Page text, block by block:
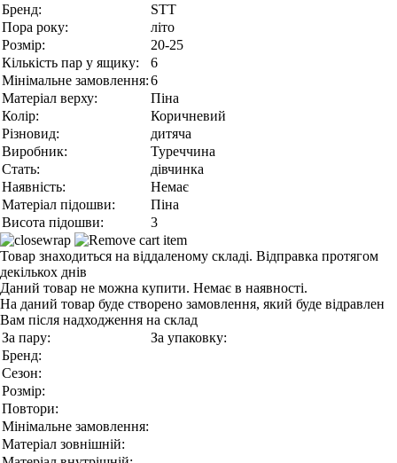
Бренд:
STT
Пора року:
літо
Розмір:
20-25
Кількість пар у ящику:
6
Мінімальне замовлення:6
Матеріал верху:
Піна
Колір:
Коричневий
Різновид:
дитяча
Виробник:
Туреччина
Стать:
дівчинка
Наявність:
Немає
Матеріал підошви:
Піна
Висота підошви:
3
Товар знаходиться на віддаленому складі. Відправка протягом
декількох днів
Даний товар не можна купити. Немає в наявності.
На даний товар буде створено замовлення, який буде відравлен
Вам після надходження на склад
За пару:
За упаковку:
Бренд:
Сезон:
Розмір:
Повтори:
Мінімальне замовлення:
Матеріал зовнішній: